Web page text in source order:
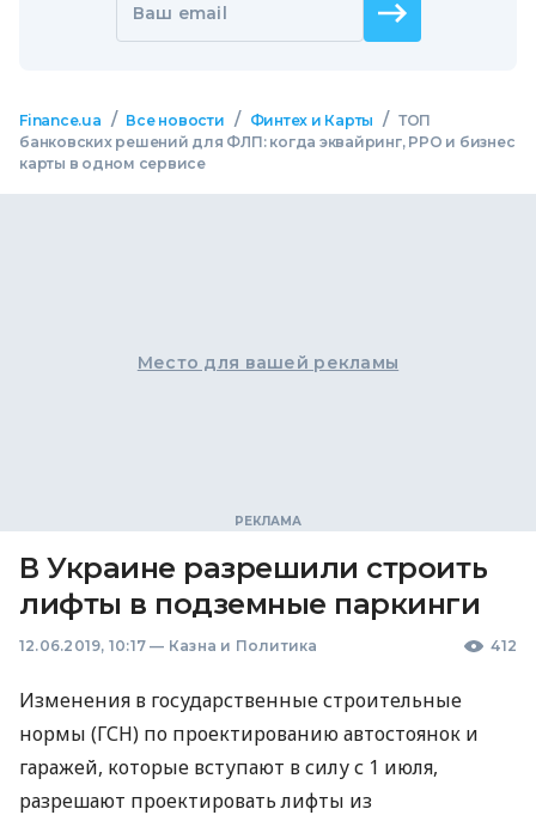
Ваш email
Finance.ua / Все новости / Финтех и Карты / ТОП
банковских решений для ФЛП: когда эквайринг, РРО и бизнес
карты в одном сервисе
Место для вашей рекламы
В Украине разрешили строить
лифты в подземные паркинги
12.06.2019, 10:17 — Казна и Политика 412
Изменения в государственные строительные
нормы (ГСН) по проектированию автостоянок и
гаражей, которые вступают в силу с 1 июля,
разрешают проектировать лифты из